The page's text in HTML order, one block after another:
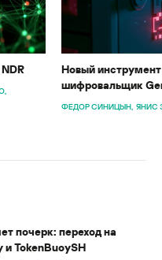
Новый
шифровальщик
ФЕДОР СИНИЦЫН ЯНИС
почерк: переход на
и TokenBuoySH